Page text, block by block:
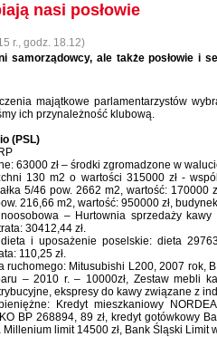
nasi posłowie
r., godz. 18.12)
samorządowcy, ale także posłowie i
majątkowe parlamentarzystów
ich przynależność klubową.
(PSL)
63000 zł – środki zgromadzone w
130 m2 o wartości 315000 zł -
5/46 pow. 2662 m2, wartość: 170000
216,66 m2, wartość: 950000 zł,
– Hurtownia sprzedaży
30412,44 zł.
i uposażenie poselskie: dieta
110,25 zł.
ruchomego: Mitusubishi L200, 2007 rok,
– 2010 r. – 10000zł, Zestaw mebli
ekspresy do kawy związane z
Kredyt mieszkaniowy
BP 268894, 89 zł, kredyt gotówkowy
Millenium limit 14500 zł, Bank Śląski Limit